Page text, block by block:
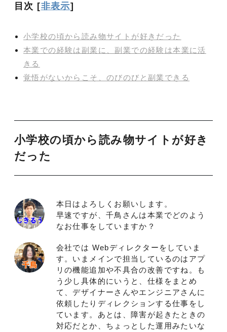
目次 [非表示]
小学校の頃から読み物サイトが好きだった
本業での経験は副業に、副業での経験は本業に活
きる
覚悟がないからこそ、のびのびと副業できる
小学校の頃から読み物サイトが好き
だった
本日はよろしくお願いします。
早速ですが、千鳥さんは本業でどのよう
なお仕事をしていますか？
会社では Webディレクターをしていま
す。いまメインで担当しているのはアプ
リの機能追加や不具合の改善ですね。も
う少し具体的にいうと、仕様をまとめ
て、デザイナーさんやエンジニアさんに
依頼したりディレクションする仕事をし
ています。あとは、障害が起きたときの
対応だとか、ちょっとした運用みたいな